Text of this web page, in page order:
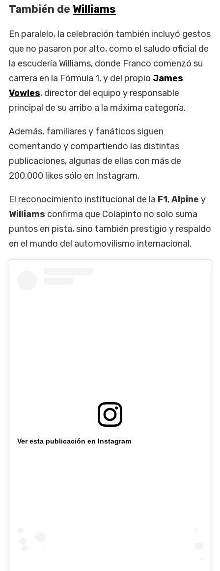
También de Williams
En paralelo, la celebración también incluyó gestos
que no pasaron por alto, como el saludo oficial de
la escudería Williams, donde Franco comenzó su
carrera en la Fórmula 1, y del propio James
Vowles, director del equipo y responsable
principal de su arribo a la máxima categoría.
Además, familiares y fanáticos siguen
comentando y compartiendo las distintas
publicaciones, algunas de ellas con más de
200.000 likes sólo en Instagram.
El reconocimiento institucional de la F1,Alpine y
Williams confirma que Colapinto no solo suma
puntos en pista, sino también prestigio y respaldo
en el mundo del automovilismo internacional.
Ver esta publicación en Instagram